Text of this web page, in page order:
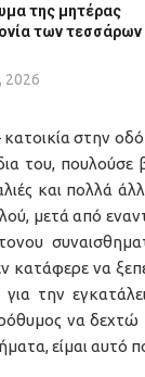
της μητέρας
των τεσσάρων
2026
κατοικία στην
του, πουλούσε
και πολλά
μετά από
να
την
να
είμαι αυτό